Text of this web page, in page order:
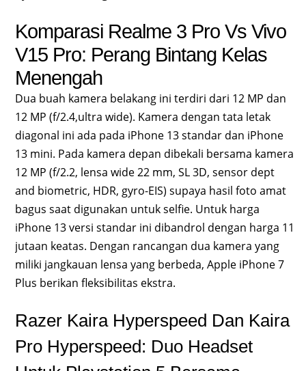
Komparasi Realme 3 Pro Vs Vivo
V15 Pro: Perang Bintang Kelas
Menengah
Dua buah kamera belakang ini terdiri dari 12 MP dan
12 MP (f/2.4,ultra wide). Kamera dengan tata letak
diagonal ini ada pada iPhone 13 standar dan iPhone
13 mini. Pada kamera depan dibekali bersama kamera
12 MP (f/2.2, lensa wide 22 mm, SL 3D, sensor dept
and biometric, HDR, gyro-EIS) supaya hasil foto amat
bagus saat digunakan untuk selfie. Untuk harga
iPhone 13 versi standar ini dibandrol dengan harga 11
jutaan keatas. Dengan rancangan dua kamera yang
miliki jangkauan lensa yang berbeda, Apple iPhone 7
Plus berikan fleksibilitas ekstra.
Razer Kaira Hyperspeed Dan Kaira
Pro Hyperspeed: Duo Headset